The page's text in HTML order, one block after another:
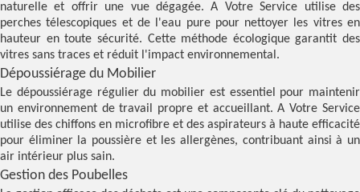
naturelle et offrir une vue dégagée. A Votre Service utilise des
perches télescopiques et de l'eau pure pour nettoyer les vitres en
hauteur en toute sécurité. Cette méthode écologique garantit des
vitres sans traces et réduit l'impact environnemental.
Dépoussiérage du Mobilier
Le dépoussiérage régulier du mobilier est essentiel pour maintenir
un environnement de travail propre et accueillant. A Votre Service
utilise des chiffons en microfibre et des aspirateurs à haute efficacité
pour éliminer la poussière et les allergènes, contribuant ainsi à un
air intérieur plus sain.
Gestion des Poubelles